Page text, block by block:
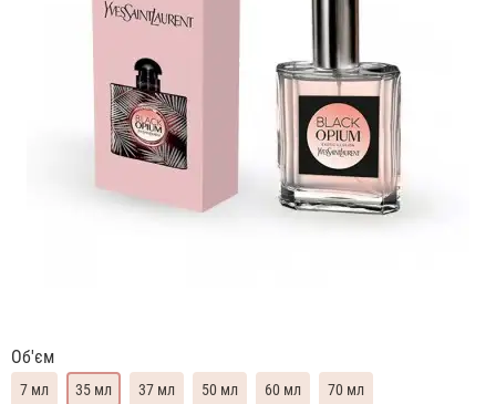
Об'єм
7 мл 35 мл 37 мл 50 мл 60 мл
70 мл